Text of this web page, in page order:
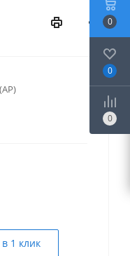
1 клик
0
0
0